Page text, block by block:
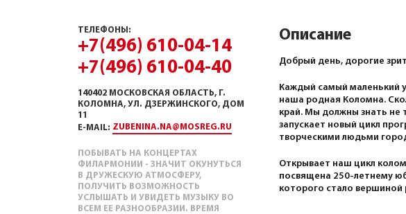
Описание
Добрый день, дорогие
Каждый самый маленький
наша родная Коломна.
край. Мы должны знать не
запускает новый цикл
творческими людьми
Открывает наш цикл
посвящена 250-летнему
которого стало вершиной
ТЕЛЕФОНЫ:
+7(496) 610-04-14
+7(496) 610-04-40
140402 МОСКОВСКАЯ ОБЛАСТЬ, Г.
КОЛОМНА, УЛ. ДЗЕРЖИНСКОГО, ДОМ
11
E-MAIL: ZUBENINA.NA@MOSREG.RU
ПОБЫВАТЬ НА КОНЦЕРТАХ
ФИЛАРМОНИИ - ЗНАЧИТ ОКУНУТЬСЯ
В ДРУЖЕСКУЮ АТМОСФЕРУ,
ПОЛУЧИТЬ ВОЗМОЖНОСТЬ
УСЛЫШАТЬ И УВИДЕТЬ МУЗЫКУ ВО
ВСЕМ ЕЕ РАЗНООБРАЗИИ. ВРЕМЯ